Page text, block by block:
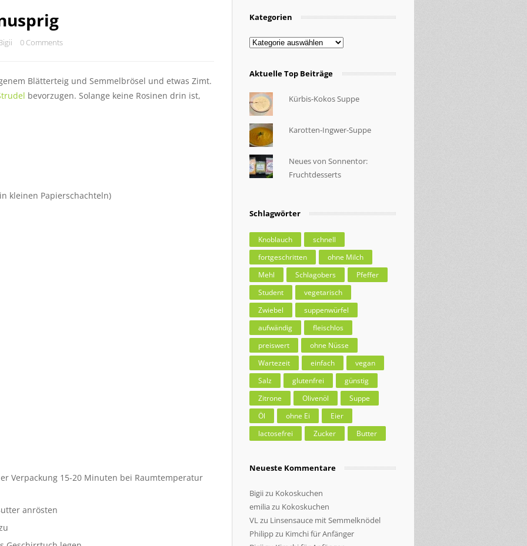
0 Comments
Blätterteig und Semmelbrösel und etwas Zimt.
bevorzugen. Solange keine Rosinen drin ist,
kleinen Papierschachteln)
Verpackung 15-20 Minuten bei Raumtemperatur
anrösten
Kategorien
Kategorien
Aktuelle Top Beiträge
Kürbis-Kokos Suppe
Karotten-Ingwer-Suppe
Neues von Sonnentor:
Fruchtdesserts
Schlagwörter
Knoblauch
schnell
fortgeschritten
ohne Milch
Mehl
Schlagobers
Pfeffer
Student
vegetarisch
Zwiebel
suppenwürfel
aufwändig
fleischlos
preiswert
ohne Nüsse
Wartezeit
einfach
vegan
Salz
glutenfrei
günstig
Zitrone
Olivenöl
Suppe
Öl
ohne Ei
Eier
lactosefrei
Zucker Butter
Neueste Kommentare
Bigiizu Kokoskuchen
emilia zu Kokoskuchen
VL zu Linsensauce mit Semmelknödel
Philippzu Kimchi für Anfänger